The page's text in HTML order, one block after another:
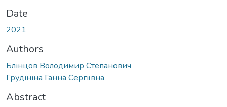
Date
2021
Authors
Блінцов Володимир Степанович
Грудініна Ганна Сергіївна
Abstract